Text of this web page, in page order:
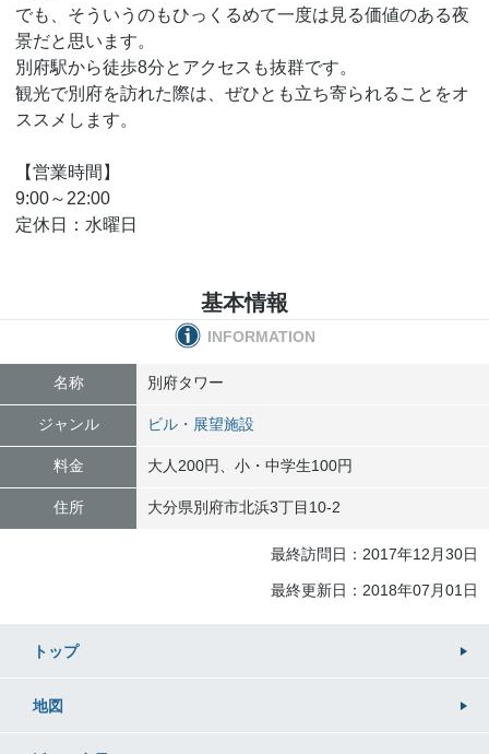
でも、そういうのもひっくるめて一度は見る価値のある夜
景だと思います。
別府駅から徒歩8分とアクセスも抜群です。
観光で別府を訪れた際は、ぜひとも立ち寄られることをオ
ススメします。
【営業時間】
9:00～22:00
定休日：水曜日
基本情報
INFORMATION
名称 別府タワー
ジャンル ビル・展望施設
料金 大人200円、小・中学生100円
住所 大分県別府市北浜3丁目10-2
最終訪問日：2017年12月30日
最終更新日：2018年07月01日
トップ
地図